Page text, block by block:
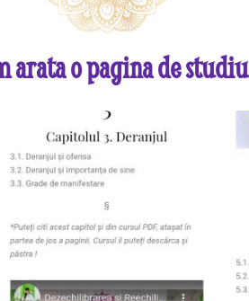
arata o pagina de studiu